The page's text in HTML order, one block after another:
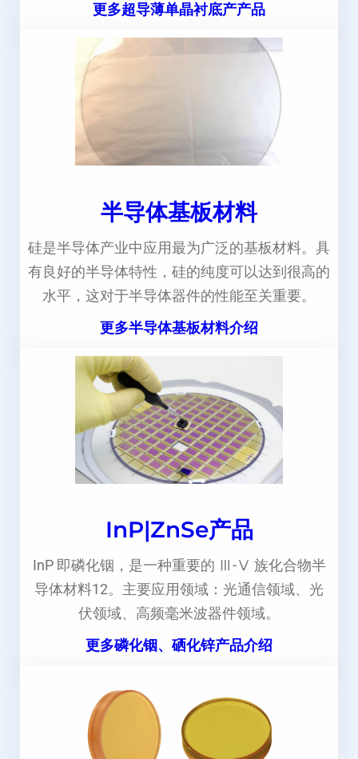
更多超导薄单晶衬底产产品
半导体基板材料
硅是半导体产业中应用最为广泛的基板材料。具
有良好的半导体特性，硅的纯度可以达到很高的
水平，这对于半导体器件的性能至关重要。
更多半导体基板材料介绍
InP|ZnSe产品
InP 即磷化铟，是一种重要的 Ⅲ-Ⅴ 族化合物半
导体材料12。主要应用领域：光通信领域、光
伏领域、高频毫米波器件领域。
更多磷化铟、硒化锌产品介绍